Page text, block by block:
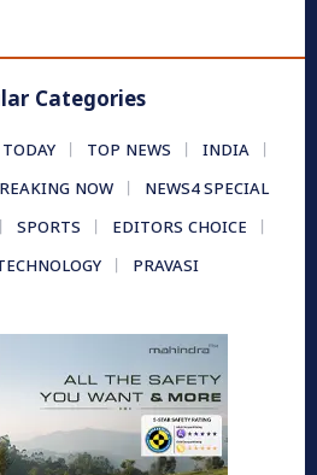
Categories
TOP NEWS
INDIA
NOW
NEWS4 SPECIAL
SPORTS
EDITORS CHOICE
PRAVASI